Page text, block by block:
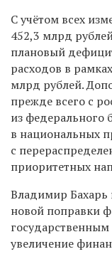
С учётом всех
452,3 млрд
плановый
расходов в
млрд рублей.
прежде всего с
из федерального
в национальных
с
приоритетных
Владимир Бахарь
новой поправки
увеличение